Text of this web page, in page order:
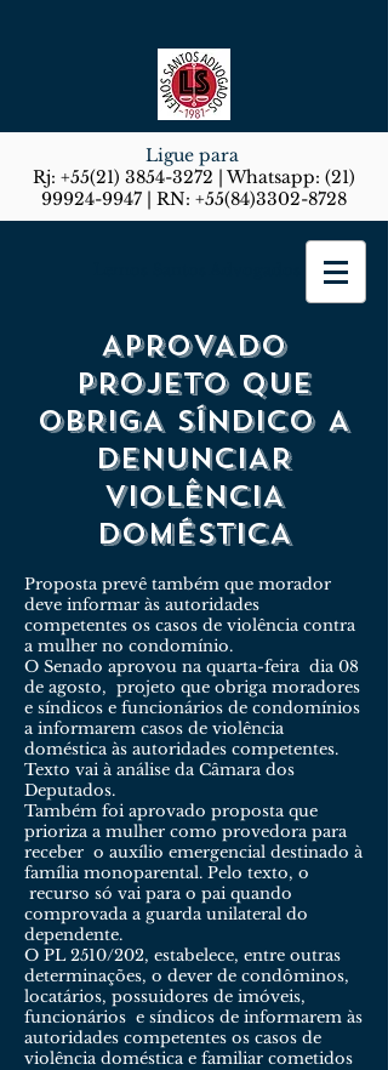
Ligue para
Rj: +55(21) 3854-3272 | Whatsapp: (21)
99924-9947 | RN: +55(84)3302-8728
APROVADO
PROJETO QUE
OBRIGA SÍNDICO A
DENUNCIAR
VIOLÊNCIA
DOMÉSTICA
Proposta prevê também que morador
deve informar às autoridades
competentes os casos de violência contra
a mulher no condomínio.
O Senado aprovou na quarta-feira dia 08
de agosto, projeto que obriga moradores
e síndicos e funcionários de condomínios
a informarem casos de violência
doméstica às autoridades competentes.
Texto vai à análise da Câmara dos
Deputados.
Também foi aprovado proposta que
prioriza a mulher como provedora para
receber o auxílio emergencial destinado à
família monoparental. Pelo texto, o
recurso só vai para o pai quando
comprovada a guarda unilateral do
dependente.
O PL 2510/202, estabelece, entre outras
determinações, o dever de condôminos,
locatários, possuidores de imóveis,
funcionários e síndicos de informarem às
autoridades competentes os casos de
violência doméstica e familiar cometidos